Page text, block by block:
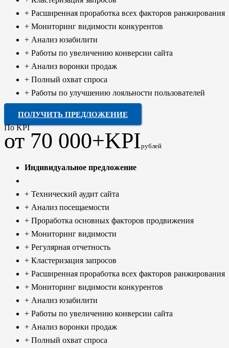
+ Расширенная проработка всех факторов ранжирования
+ Мониторинг видимости конкурентов
+ Анализ юзабилити
+ Работы по увеличению конверсии сайта
+ Анализ воронки продаж
+ Полный охват спроса
+ Работы по улучшению лояльности пользователей
ПОЛУЧИТЬ ПРЕДЛОЖЕНИЕ
По KPI
от 70 000+KPIрублей
Индивидуальное предложение
+ Технический аудит сайта
+ Анализ посещаемости
+ Проработка основных факторов продвижения
+ Мониторинг видимости
+ Регулярная отчетность
+ Кластеризация запросов
+ Расширенная проработка всех факторов ранжирования
+ Мониторинг видимости конкурентов
+ Анализ юзабилити
+ Работы по увеличению конверсии сайта
+ Анализ воронки продаж
+ Полный охват спроса